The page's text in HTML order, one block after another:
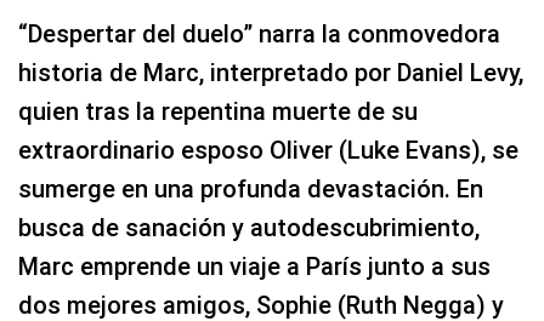
“Despertar del duelo” narra la conmovedora
historia de Marc, interpretado por Daniel Levy,
quien tras la repentina muerte de su
extraordinario esposo Oliver (Luke Evans), se
sumerge en una profunda devastación. En
busca de sanación y autodescubrimiento,
Marc emprende un viaje a París junto a sus
dos mejores amigos, Sophie (Ruth Negga) y